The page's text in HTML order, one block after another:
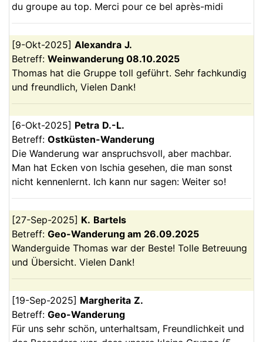
du groupe au top. Merci pour ce bel après-midi
[9-Okt-2025] Alexandra J.
Betreff: Weinwanderung 08.10.2025
Thomas hat die Gruppe toll geführt. Sehr fachkundig
und freundlich, Vielen Dank!
[6-Okt-2025] Petra D.-L.
Betreff: Ostküsten-Wanderung
Die Wanderung war anspruchsvoll, aber machbar.
Man hat Ecken von Ischia gesehen, die man sonst
nicht kennenlernt. Ich kann nur sagen: Weiter so!
[27-Sep-2025] K. Bartels
Betreff: Geo-Wanderung am 26.09.2025
Wanderguide Thomas war der Beste! Tolle Betreuung
und Übersicht. Vielen Dank!
[19-Sep-2025] Margherita Z.
Betreff: Geo-Wanderung
Für uns sehr schön, unterhaltsam, Freundlichkeit und